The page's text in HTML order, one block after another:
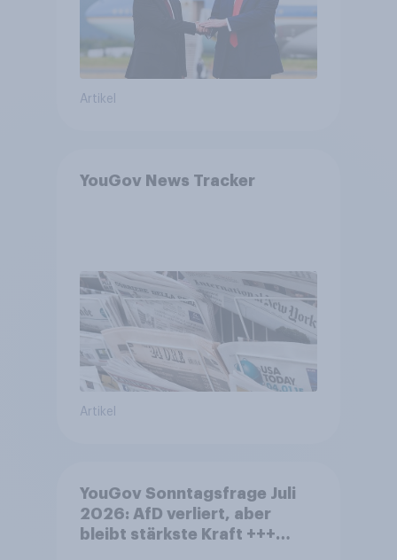
Artikel
YouGov News Tracker
Artikel
YouGov Sonntagsfrage Juli
2026: AfD verliert, aber
bleibt stärkste Kraft +++